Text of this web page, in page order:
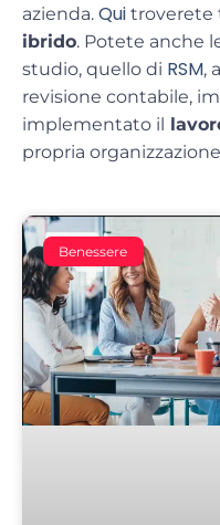
azienda. Qui troverete
ibrido. Potete anche
studio, quello di RSM,
revisione contabile,
implementato il
propria
Benessere